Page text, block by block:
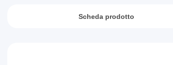
Scheda prodotto